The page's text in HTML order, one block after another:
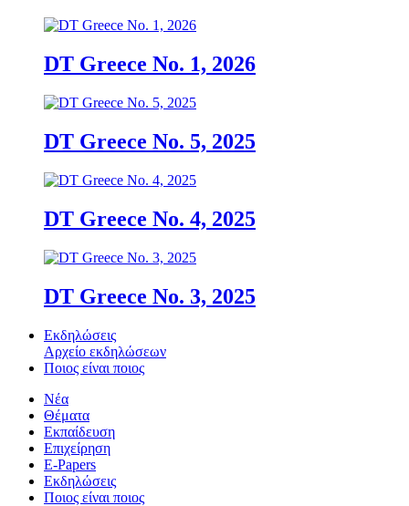
DT Greece No. 1, 2026
DT Greece No. 5, 2025
DT Greece No. 4, 2025
DT Greece No. 3, 2025
Εκδηλώσεις
Αρχείο εκδηλώσεων
Ποιος είναι ποιος
Νέα
Θέματα
Εκπαίδευση
Επιχείρηση
E-Papers
Εκδηλώσεις
Ποιος είναι ποιος